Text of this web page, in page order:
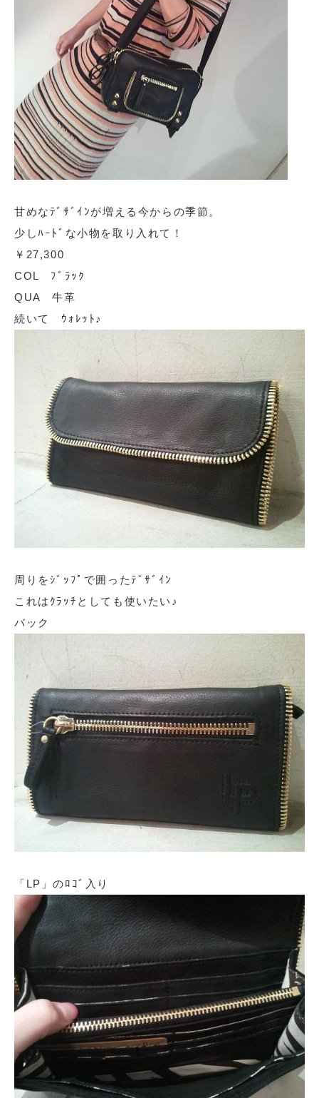
甘めなﾃﾞｻﾞｲﾝが増える今からの季節。
少しﾊｰﾄﾞな小物を取り入れて！
￥27,300
COL ﾌﾞﾗｯｸ
QUA 牛革
続いて ｳｫﾚｯﾄ♪
周りをｼﾞｯﾌﾟで囲ったﾃﾞｻﾞｲﾝ
これはｸﾗｯﾁとしても使いたい♪
バック
「LP」のﾛｺﾞ入り